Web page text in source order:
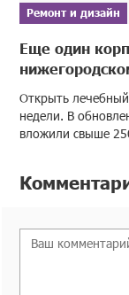
Ремонт и дизайн
Еще один
Открыть
недели. В
вложили свыше